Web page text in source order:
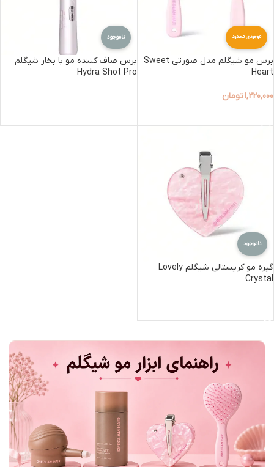
موجودی محدود
برس مو شیگلم مدل صورتی Sweet
Heart
1,220,000تومان
ناموجود
برس صاف کننده مو با بخار شیگلم
Hydra Shot Pro
ناموجود
گیره مو کریستالی شیگلم Lovely
Crystal